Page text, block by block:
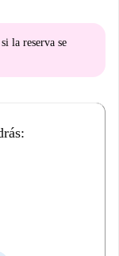
si la reserva se